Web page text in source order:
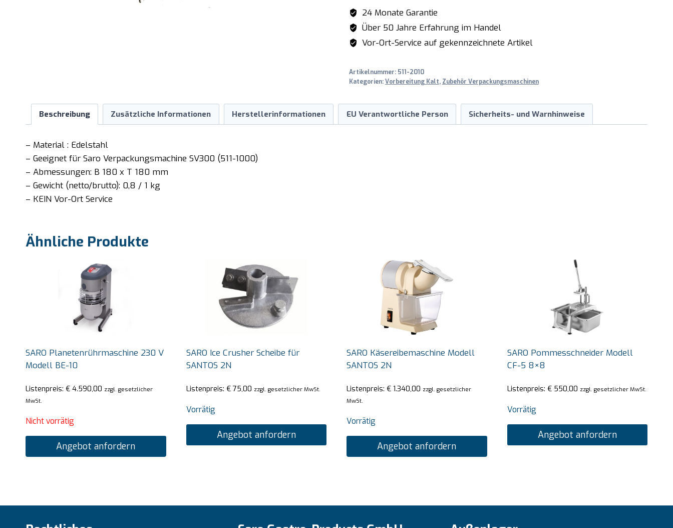
180
x
180
mm
24 Monate Garantie
Über 50 Jahre Erfahrung im Handel
Vor-Ort-Service auf gekennzeichnete Artikel
Artikelnummer: 511-2010
Kategorien:Vorbereitung Kalt, Zubehör Verpackungsmaschinen
Beschreibung Zusätzliche Informationen Herstellerinformationen EU Verantwortliche Person Sicherheits- und Warnhinweise
– Material : Edelstahl
– Geeignet für Saro Verpackungsmachine SV300 (511-1000)
– Abmessungen: B 180 x T 180 mm
– Gewicht (netto/brutto): 0,8 / 1 kg
– KEIN Vor-Ort Service
Ähnliche Produkte
SARO Planetenrührmaschine 230 V
Modell BE-10
Listenpreis: € 4.590,00 zzgl. gesetzlicher
MwSt.
Nicht vorrätig
Angebot anfordern
SARO Ice Crusher Scheibe für
SANTOS 2N
Listenpreis: €75,00 zzgl. gesetzlicher MwSt.
Vorrätig
Angebot anfordern
SARO Käsereibemaschine Modell
SANTOS 2N
Listenpreis: € 1.340,00 zzgl. gesetzlicher
MwSt.
Vorrätig
Angebot anfordern
SARO Pommesschneider Modell
CF-5 8×8
Listenpreis: €550,00 zzgl. gesetzlicher MwSt.
Vorrätig
Angebot anfordern